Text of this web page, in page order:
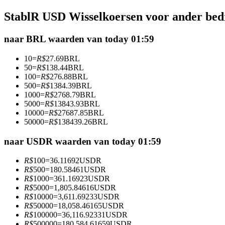
Futures met USDC als onderpand
Kopiëren Handel
StablR USD Wisselkoersen voor ander
naar BRL waarden van today 01:59
10=R$27.69BRL
50=R$138.44BRL
100=R$276.88BRL
500=R$1384.39BRL
1000=R$2768.79BRL
5000=R$13843.93BRL
10000=R$27687.85BRL
50000=R$138439.26BRL
naar USDR waarden van today 01:59
R$100=36.11692USDR
R$500=180.58461USDR
R$1000=361.16923USDR
R$5000=1,805.84616USDR
R$10000=3,611.69233USDR
R$50000=18,058.46165USDR
R$100000=36,116.92331USDR